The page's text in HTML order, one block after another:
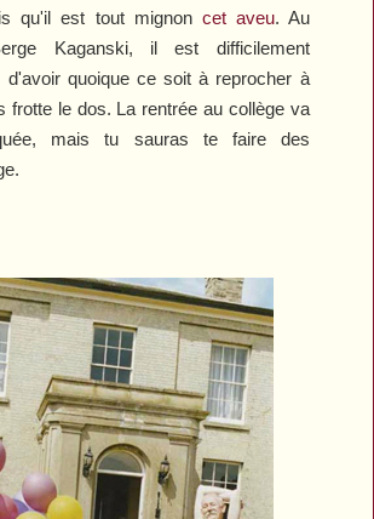
qu'il est tout mignon cet aveu. Au
Kaganski, il est difficilement
d'avoir quoique ce soit à reprocher à
frotte le dos. La rentrée au collège va
mais tu sauras te faire des